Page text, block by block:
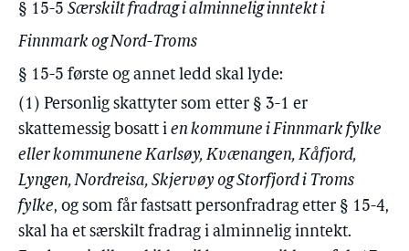
§ 15-5 Særskilt fradrag i alminnelig inntekt i
Finnmark og Nord-Troms
§ 15-5 første og annet ledd skal lyde:
(1) Personlig skattyter som etter § 3-1 er
skattemessig bosatt i en kommune i Finnmark fylke
eller kommunene Karlsøy, Kvænangen, Kåfjord,
Lyngen, Nordreisa, Skjervøy og Storfjord i Troms
fylke, og som får fastsatt personfradrag etter § 15-4,
skal ha et særskilt fradrag i alminnelig inntekt.